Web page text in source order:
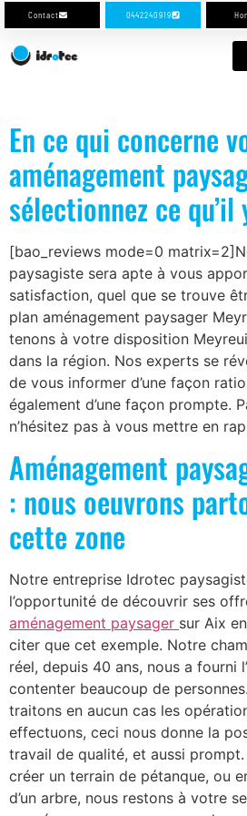
Contact 0442240919
En ce qui concerne
aménagement
sélectionnez ce qu’il
[bao_reviews mode=0
paysagiste sera apte à vous
satisfaction, quel que se trouve
plan aménagement paysager
tenons à votre disposition
dans la région. Nos experts se
de vous informer d’une façon
également d’une façon prompte.
n’hésitez pas à vous mettre en
Aménagement
: nous oeuvrons
cette zone
Notre entreprise Idrotec
l’opportunité de découvrir ses
aménagement paysager sur Aix
citer que cet exemple. Notre
réel, depuis 40 ans, nous a fourni
contenter beaucoup de
traitons en aucun cas les
effectuons, ceci nous donne la
travail de qualité, et aussi
créer un terrain de pétanque, ou
d’un arbre, nous restons à votre